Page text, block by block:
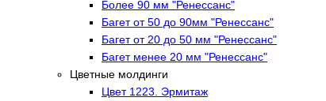
Более 90 мм "Ренессанс"
Багет от 50 до 90мм "Ренессанс"
Багет от 20 до 50 мм "Ренессанс"
Багет менее 20 мм "Ренессанс"
Цветные молдинги
Цвет 1223. Эрмитаж